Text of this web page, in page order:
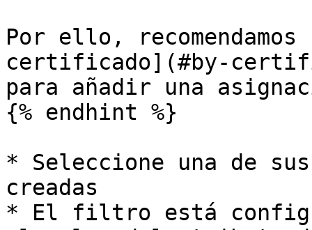
Por ello,
certificado](#by-
para añadir una
{% endhint %}
* Seleccione una de
creadas
* El filtro está